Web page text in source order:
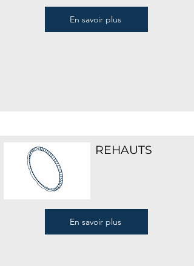
En savoir plus
REHAUTS
En savoir plus